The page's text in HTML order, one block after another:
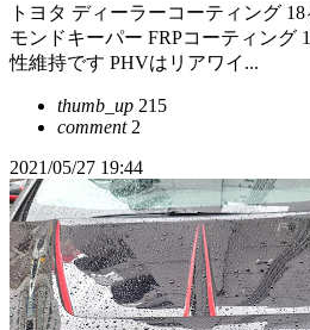
トヨタ ディーラーコーティング
モンドキーパー FRPコーティング
性維持です PHVはリアワイ...
thumb_up 215
comment2
2021/05/27 19:44